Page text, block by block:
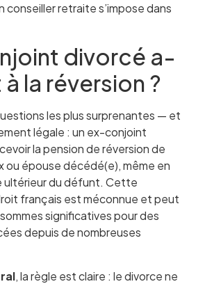
conseiller retraite s’impose dans
divorcé a-
la réversion ?
les plus surprenantes — et
légale : un ex-conjoint
la pension de réversion de
ou épouse décédé(e), même en
ultérieur du défunt. Cette
français est méconnue et peut
significatives pour des
depuis de nombreuses
, la règle est claire : le divorce ne